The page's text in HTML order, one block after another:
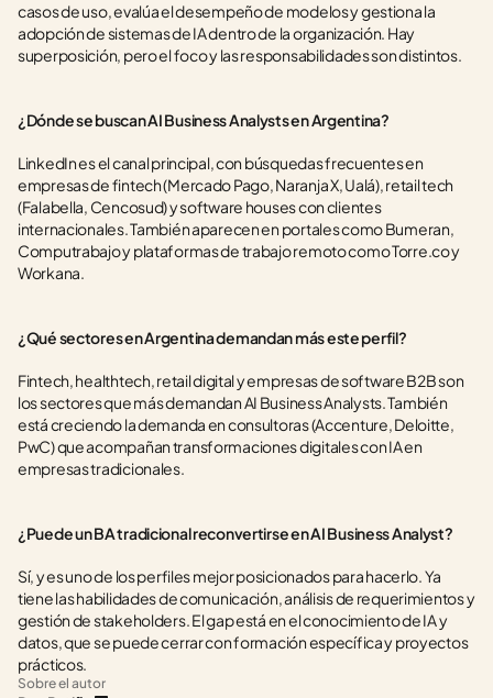
casos de uso, evalúa el desempeño de modelos y gestiona la
adopción de sistemas de IA dentro de la organización. Hay
superposición, pero el foco y las responsabilidades son distintos.
¿Dónde se buscan AI Business Analysts en Argentina?
LinkedIn es el canal principal, con búsquedas frecuentes en
empresas de fintech (Mercado Pago, Naranja X, Ualá), retail tech
(Falabella, Cencosud) y software houses con clientes
internacionales. También aparecen en portales como Bumeran,
Computrabajo y plataformas de trabajo remoto como Torre.co y
Workana.
¿Qué sectores en Argentina demandan más este perfil?
Fintech, healthtech, retail digital y empresas de software B2B son
los sectores que más demandan AI Business Analysts. También
está creciendo la demanda en consultoras (Accenture, Deloitte,
PwC) que acompañan transformaciones digitales con IA en
empresas tradicionales.
¿Puede un BA tradicional reconvertirse en AI Business Analyst?
Sí, y es uno de los perfiles mejor posicionados para hacerlo. Ya
tiene las habilidades de comunicación, análisis de requerimientos y
gestión de stakeholders. El gap está en el conocimiento de IA y
datos, que se puede cerrar con formación específica y proyectos
prácticos.
Sobre el autor